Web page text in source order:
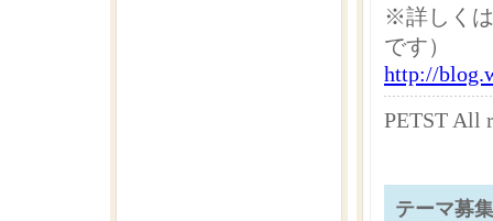
※詳しく
です）
http://
PETST All
テーマ募